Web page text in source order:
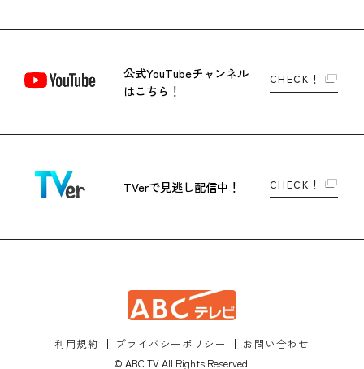
公式YouTubeチャンネル
はこちら！
CHECK！
TVerで見逃し配信中！ CHECK！
利用規約 プライバシーポリシー
お問い合わせ
© ABC TV All Rights Reserved.